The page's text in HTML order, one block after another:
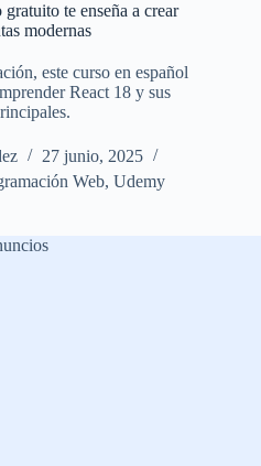
gratuito te enseña a crear
modernas
este curso en español
React 18 y sus
27 junio, 2025
Web, Udemy